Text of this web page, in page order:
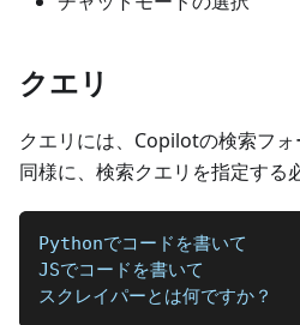
クエリ
クエリには、Copilotの検索フ
同様に、検索クエリを指定する
Pythonでコードを書いて
JSでコードを書いて
スクレイパーとは何ですか？